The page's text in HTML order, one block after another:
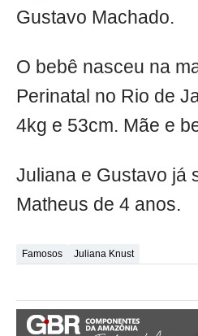
Gustavo Machado.
O bebê nasceu na
Perinatal no Rio de
4kg e 53cm. Mãe e
Juliana e Gustavo já
Matheus de 4 anos.
Famosos Juliana Knust